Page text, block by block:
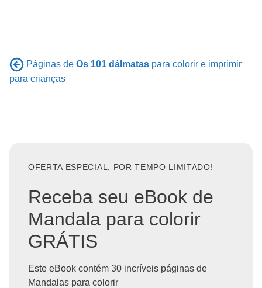
Páginas de Os 101 dálmatas para colorir e imprimir
para crianças
OFERTA ESPECIAL, POR TEMPO LIMITADO!
Receba seu eBook de
Mandala para colorir
GRÁTIS
Este eBook contém 30 incríveis páginas de
Mandalas para colorir